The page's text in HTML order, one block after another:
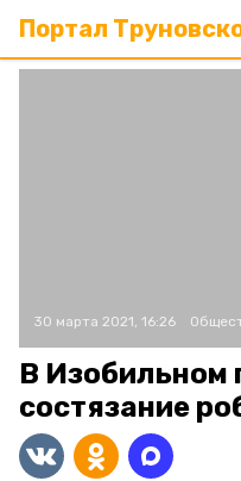
Портал
30 марта 2021, 16:26
В Изобильном
состязание